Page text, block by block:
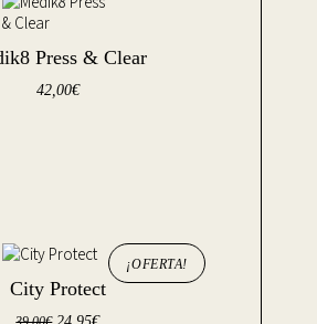
Press & Clear
42,00€
¡OFERTA!
City Protect